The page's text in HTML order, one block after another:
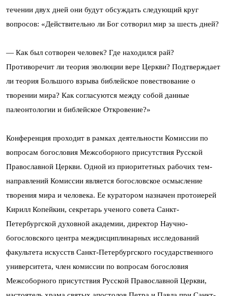
течении двух дней они будут обсуждать следующий круг
вопросов: «Действительно ли Бог сотворил мир за шесть дней?
— Как был сотворен человек? Где находился рай?
Противоречит ли теория эволюции вере Церкви? Подтверждает
ли теория Большого взрыва библейское повествование о
творении мира? Как согласуются между собой данные
палеонтологии и библейское Откровение?»
Конференция проходит в рамках деятельности Комиссии по
вопросам богословия Межсоборного присутствия Русской
Православной Церкви. Одной из приоритетных рабочих тем-
направлений Комиссии является богословское осмысление
творения мира и человека. Ее куратором назначен протоиерей
Кирилл Копейкин, секретарь ученого совета Санкт-
Петербургской духовной академии, директор Научно-
богословского центра междисциплинарных исследований
факультета искусств Санкт-Петербургского государственного
университета, член комиссии по вопросам богословия
Межсоборного присутствия Русской Православной Церкви,